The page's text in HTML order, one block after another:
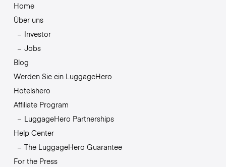
Home
Über uns
Investor
Jobs
Blog
Werden Sie ein LuggageHero
Hotelshero
Affiliate Program
LuggageHero Partnerships
Help Center
The LuggageHero Guarantee
For the Press